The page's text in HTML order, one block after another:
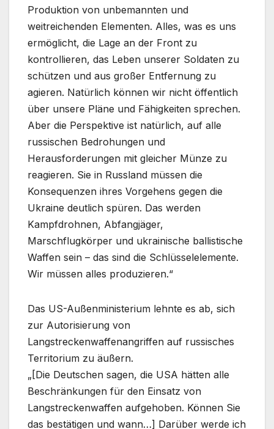
Produktion von unbemannten und
weitreichenden Elementen. Alles, was es uns
ermöglicht, die Lage an der Front zu
kontrollieren, das Leben unserer Soldaten zu
schützen und aus großer Entfernung zu
agieren. Natürlich können wir nicht öffentlich
über unsere Pläne und Fähigkeiten sprechen.
Aber die Perspektive ist natürlich, auf alle
russischen Bedrohungen und
Herausforderungen mit gleicher Münze zu
reagieren. Sie in Russland müssen die
Konsequenzen ihres Vorgehens gegen die
Ukraine deutlich spüren. Das werden
Kampfdrohnen, Abfangjäger,
Marschflugkörper und ukrainische ballistische
Waffen sein – das sind die Schlüsselelemente.
Wir müssen alles produzieren.“
Das US-Außenministerium lehnte es ab, sich
zur Autorisierung von
Langstreckenwaffenangriffen auf russisches
Territorium zu äußern.
„[Die Deutschen sagen, die USA hätten alle
Beschränkungen für den Einsatz von
Langstreckenwaffen aufgehoben. Können Sie
das bestätigen und wann…] Darüber werde ich